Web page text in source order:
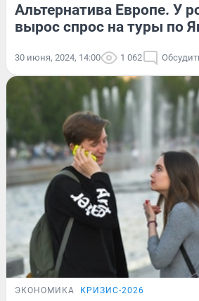
Альтернатива Европе. У
вырос спрос на туры по
30 июня, 2024, 14:00 1 062
ЭКОНОМИКА КРИЗИС-2026